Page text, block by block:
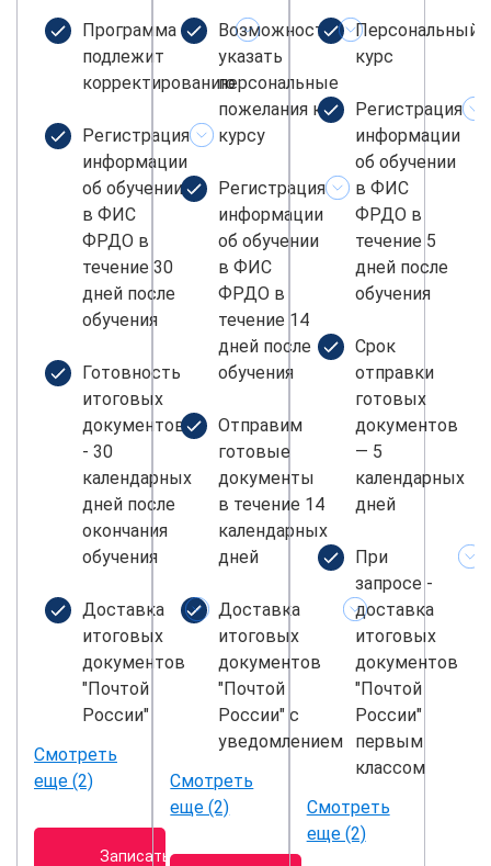
Программа не
подлежит
корректированию
Регистрация
информации
об обучении
в ФИС
ФРДО в
течение 30
дней после
обучения
Готовность
итоговых
документов
- 30
календарных
дней после
окончания
обучения
Доставка
итоговых
документов
"Почтой
России"
Смотреть
еще (2)
Записаться
Возможность
указать
персональные
пожелания к
курсу
Регистрация
информации
об обучении
в ФИС
ФРДО в
течение 14
дней после
обучения
Отправим
готовые
документы
в течение 14
календарных
дней
Доставка
итоговых
документов
"Почтой
России" с
уведомлением
Смотреть
еще (2)
Персональный
курс
Регистрация
информации
об обучении
в ФИС
ФРДО в
течение 5
дней после
обучения
Срок
отправки
готовых
документов
— 5
календарных
дней
При
запросе -
доставка
итоговых
документов
"Почтой
России"
первым
классом
Смотреть
еще (2)